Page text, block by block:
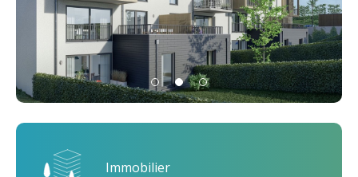
Immobilier